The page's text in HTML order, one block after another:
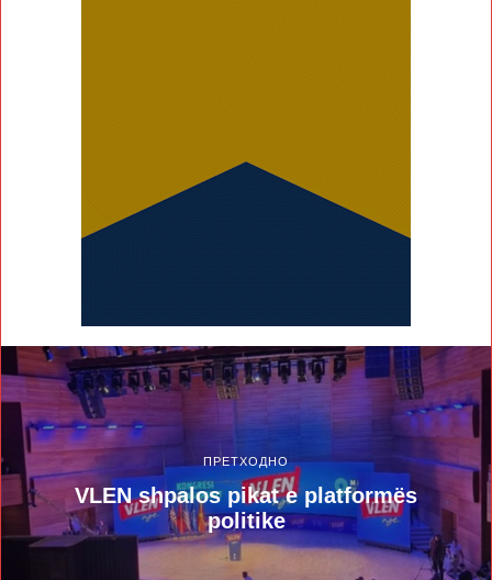
ПРЕТХОДНО
VLEN shpalos pikat e platformës
politike